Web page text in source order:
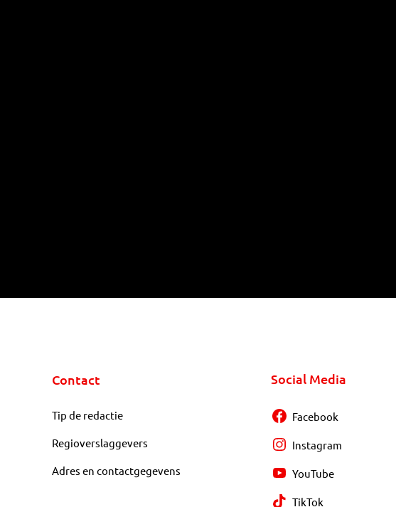
Contact
Tip de redactie
Regioverslaggevers
Adres en contactgegevens
Social Media
Facebook
Instagram
YouTube
TikTok